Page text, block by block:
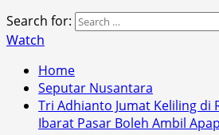
Search for:
Watch
Home
Seputar Nusantara
Tri Adhianto Jumat Keliling di
Ibarat Pasar Boleh Ambil